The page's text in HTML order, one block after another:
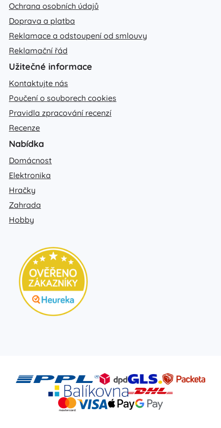
Ochrana osobních údajů
Doprava a platba
Reklamace a odstoupení od smlouvy
Reklamační řád
Užitečné informace
Kontaktujte nás
Poučení o souborech cookies
Pravidla zpracování recenzí
Recenze
Nabídka
Domácnost
Elektronika
Hračky
Zahrada
Hobby